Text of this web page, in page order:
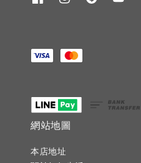
網站地圖
本店地址